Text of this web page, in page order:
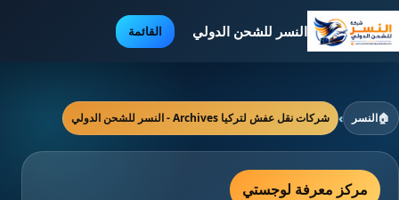
النسر للشحن الدولي القائمة
🏠النسر › شركات نقل عفش لتركيا Archives - النسر للشحن الدولي
مركز معرفة لوجستي